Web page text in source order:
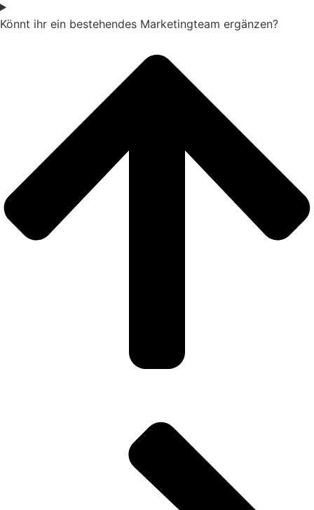
Könnt ihr ein bestehendes Marketingteam ergänzen?